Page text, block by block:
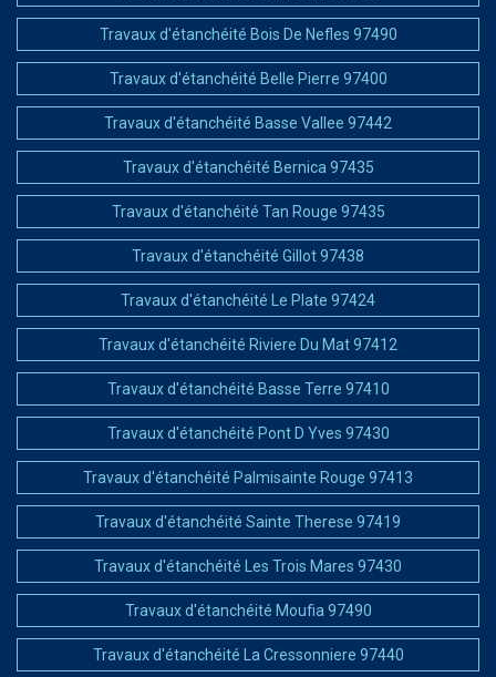
Travaux d'étanchéité Bois De Nefles 97490
Travaux d'étanchéité Belle Pierre 97400
Travaux d'étanchéité Basse Vallee 97442
Travaux d'étanchéité Bernica 97435
Travaux d'étanchéité Tan Rouge 97435
Travaux d'étanchéité Gillot 97438
Travaux d'étanchéité Le Plate 97424
Travaux d'étanchéité Riviere Du Mat 97412
Travaux d'étanchéité Basse Terre 97410
Travaux d'étanchéité Pont D Yves 97430
Travaux d'étanchéité Palmisainte Rouge 97413
Travaux d'étanchéité Sainte Therese 97419
Travaux d'étanchéité Les Trois Mares 97430
Travaux d'étanchéité Moufia 97490
Travaux d'étanchéité La Cressonniere 97440